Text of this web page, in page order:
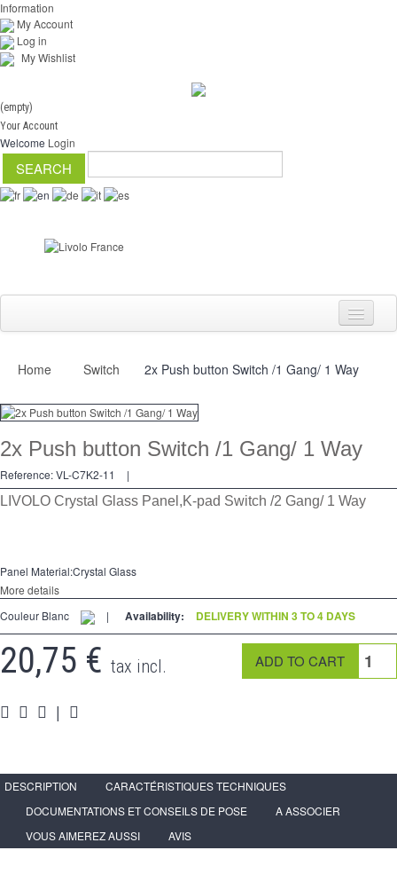
Information
My Account
Log in
My Wishlist
(empty)
Your Account
Welcome Login
Switch
Dimmer
2 Ways
Pièces
Reseller program - LIVOLO France Official Website
Home Switch 2x Push button Switch /1 Gang/ 1 Way
2x Push button Switch /1 Gang/ 1 Way
Reference:VL-C7K2-11
|
LIVOLO Crystal Glass Panel,K-pad Switch /2 Gang/ 1 Way
Panel Material:Crystal Glass
More details
Couleur Blanc
| Availability: DELIVERY WITHIN 3 TO 4 DAYS
20,75 € tax incl.
|
DESCRIPTION
CARACTÉRISTIQUES TECHNIQUES
DOCUMENTATIONS ET CONSEILS DE POSE
A ASSOCIER
VOUS AIMEREZ AUSSI
AVIS